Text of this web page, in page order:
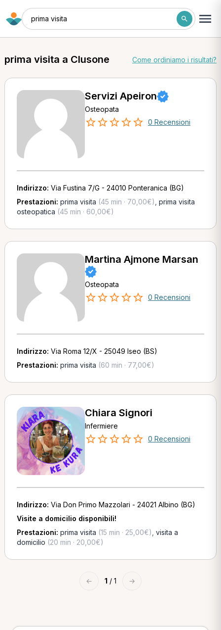
prima visita
prima visita a Clusone Come ordiniamo i risultati?
Servizi Apeiron
Osteopata
0 Recensioni
Indirizzo: Via Fustina 7/G - 24010 Ponteranica (BG)
Prestazioni: prima visita (45 min · 70,00€) prima visita
osteopatica (45 min · 60,00€)
Martina Ajmone Marsan
Osteopata
0 Recensioni
Indirizzo: Via Roma 12/X - 25049 Iseo (BS)
Prestazioni: prima visita (60 min · 77,00€)
Chiara Signori
Infermiere
0 Recensioni
Indirizzo: Via Don Primo Mazzolari - 24021 Albino (BG)
Visite a domicilio disponibili!
Prestazioni: prima visita (15 min · 25,00€) visita a
domicilio (20 min · 20,00€)
← 1 / 1 →